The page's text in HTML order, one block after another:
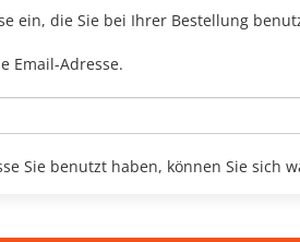
ein, die Sie bei Ihrer Bestellung
Email-Adresse.
Sie benutzt haben, können Sie sich